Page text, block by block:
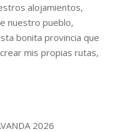
alojamientos,
nuestro pueblo,
bonita provincia que
mis propias rutas,
2026